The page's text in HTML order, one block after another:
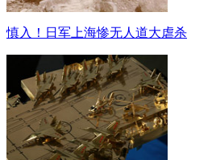
慎入！日军上海惨无人道大虐杀